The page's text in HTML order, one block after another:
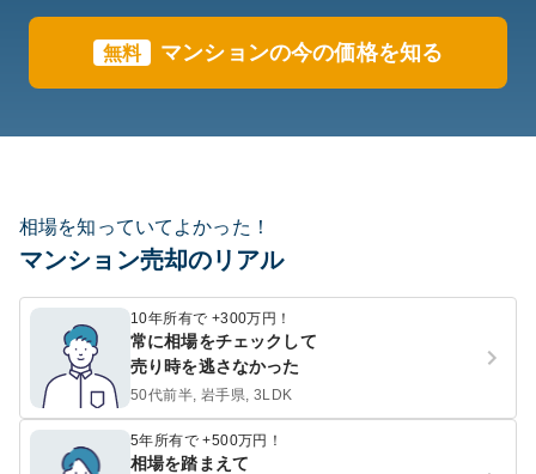
無料 マンションの今の価格を知る
相場を知っていてよかった！
マンション売却のリアル
10年所有で +300万円！
常に相場をチェックして
売り時を逃さなかった
50代前半, 岩手県, 3LDK
5年所有で +500万円！
相場を踏まえて